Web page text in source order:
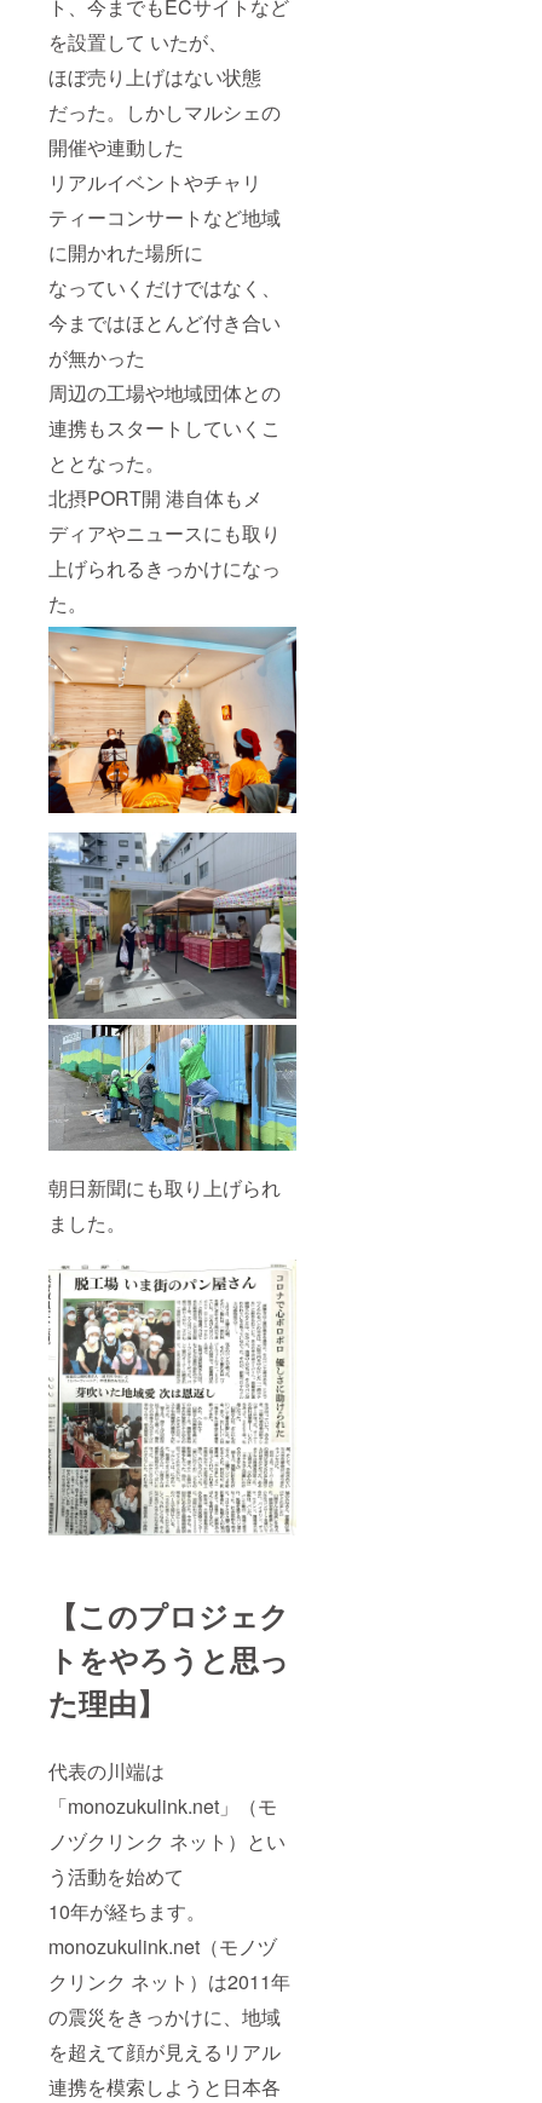
ト、今までもECサイトなど
を設置して いたが、
ほぼ売り上げはない状態
だった。しかしマルシェの
開催や連動した
リアルイベントやチャリ
ティーコンサートなど地域
に開かれた場所に
なっていくだけではなく、
今まではほとんど付き合い
が無かった
周辺の工場や地域団体との
連携もスタートしていくこ
ととなった。
北摂PORT開 港自体もメ
ディアやニュースにも取り
上げられるきっかけになっ
た。
朝日新聞にも取り上げられ
ました。
【このプロジェク
トをやろうと思っ
た理由】
代表の川端は
「monozukulink.net」（モ
ノヅクリンク ネット）とい
う活動を始めて
10年が経ちます。
monozukulink.net（モノヅ
クリンク ネット）は2011年
の震災をきっかけに、地域
を超えて顔が見えるリアル
連携を模索しようと日本各